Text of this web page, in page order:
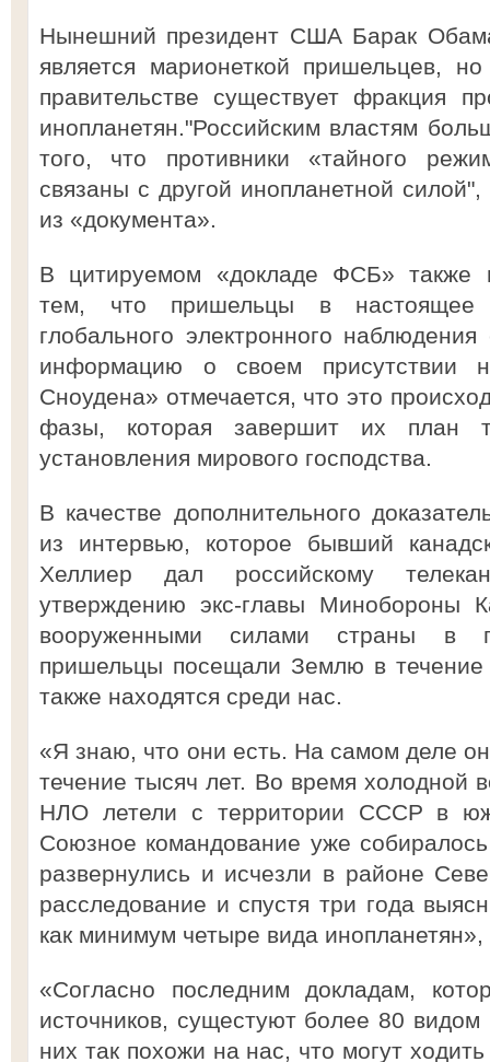
Нынешний президент США Барак
является марионеткой пришельцев,
правительстве существует фракция
инопланетян."Российским властям
того, что противники «тайного
связаны с другой инопланетной
из «документа».
В цитируемом «докладе ФСБ» также
тем, что пришельцы в настоящее
глобального электронного
информацию о своем присутствии
Сноудена» отмечается, что это
фазы, которая завершит их план
установления мирового господства.
В качестве дополнительного
из интервью, которое бывший
Хеллиер дал российскому
утверждению экс-главы Минобороны
вооруженными силами страны в
пришельцы посещали Землю в
также находятся среди нас.
«Я знаю, что они есть. На самом деле
течение тысяч лет. Во время холодной
НЛО летели с территории СССР в
Союзное командование уже собиралось
развернулись и исчезли в районе
расследование и спустя три года
как минимум четыре вида
«Согласно последним докладам,
источников, сущестуют более 80
них так похожи на нас, что могут